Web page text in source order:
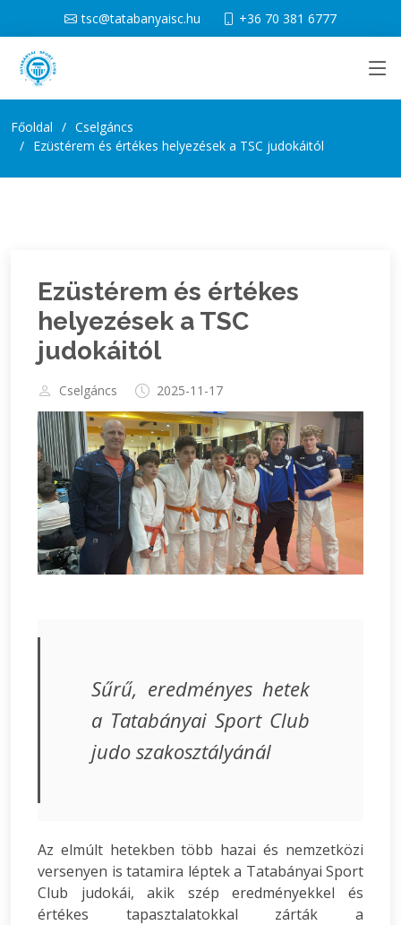
tsc@tatabanyaisc.hu +36 70 381 6777
Főoldal
Cselgáncs
Ezüstérem és értékes helyezések a TSC judokáitól
Ezüstérem és értékes
helyezések a TSC
judokáitól
Cselgáncs 2025-11-17
Sűrű, eredményes hetek
a Tatabányai Sport Club
judo szakosztályánál
Az elmúlt hetekben több hazai és nemzetközi
versenyen is tatamira léptek a Tatabányai Sport
Club judokái, akik szép eredményekkel és
értékes tapasztalatokkal zárták a